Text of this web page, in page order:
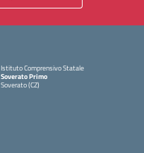
Istituto Comprensivo Statale
Soverato Primo
Soverato (CZ)